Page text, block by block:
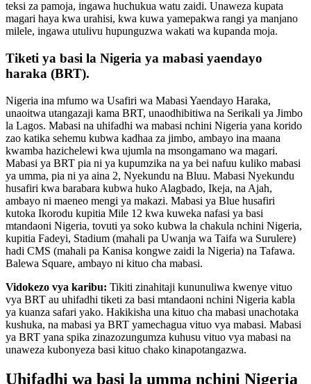
teksi za pamoja, ingawa huchukua watu zaidi. Unaweza kupata
magari haya kwa urahisi, kwa kuwa yamepakwa rangi ya manjano
milele, ingawa utulivu hupunguzwa wakati wa kupanda moja.
Tiketi ya basi la Nigeria ya mabasi yaendayo
haraka (BRT).
Nigeria ina mfumo wa Usafiri wa Mabasi Yaendayo Haraka,
unaoitwa utangazaji kama BRT, unaodhibitiwa na Serikali ya Jimbo
la Lagos. Mabasi na uhifadhi wa mabasi nchini Nigeria yana korido
zao katika sehemu kubwa kadhaa za jimbo, ambayo ina maana
kwamba hazichelewi kwa ujumla na msongamano wa magari.
Mabasi ya BRT pia ni ya kupumzika na ya bei nafuu kuliko mabasi
ya umma, pia ni ya aina 2, Nyekundu na Bluu. Mabasi Nyekundu
husafiri kwa barabara kubwa huko Alagbado, Ikeja, na Ajah,
ambayo ni maeneo mengi ya makazi. Mabasi ya Blue husafiri
kutoka Ikorodu kupitia Mile 12 kwa kuweka nafasi ya basi
mtandaoni Nigeria, tovuti ya soko kubwa la chakula nchini Nigeria,
kupitia Fadeyi, Stadium (mahali pa Uwanja wa Taifa wa Surulere)
hadi CMS (mahali pa Kanisa kongwe zaidi la Nigeria) na Tafawa.
Balewa Square, ambayo ni kituo cha mabasi.
Vidokezo vya karibu: Tikiti zinahitaji kununuliwa kwenye vituo
vya BRT au uhifadhi tiketi za basi mtandaoni nchini Nigeria kabla
ya kuanza safari yako. Hakikisha una kituo cha mabasi unachotaka
kushuka, na mabasi ya BRT yamechagua vituo vya mabasi. Mabasi
ya BRT yana spika zinazozungumza kuhusu vituo vya mabasi na
unaweza kubonyeza basi kituo chako kinapotangazwa.
Uhifadhi wa basi la umma nchini Nigeria